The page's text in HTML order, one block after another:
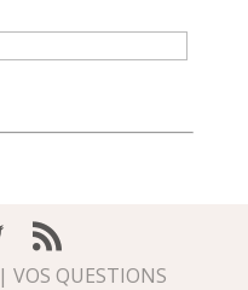
|VOS QUESTIONS